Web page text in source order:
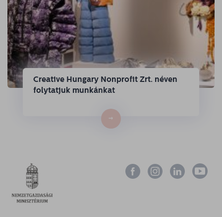
Creative Hungary Nonprofit Zrt. néven
folytatjuk munkánkat
→